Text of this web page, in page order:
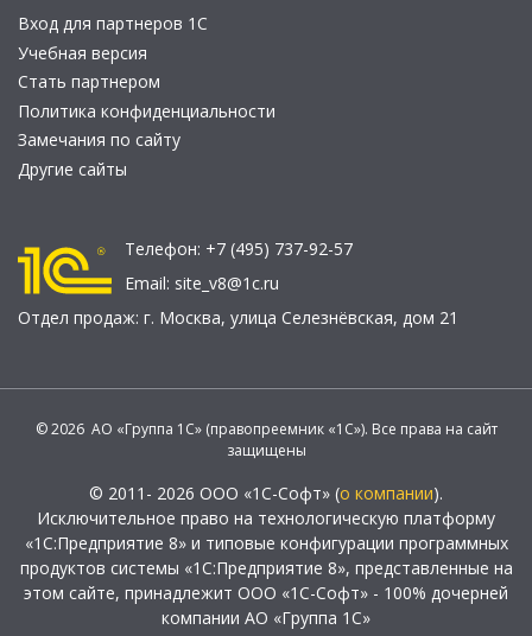
Вход для партнеров 1С
Учебная версия
Стать партнером
Политика конфиденциальности
Замечания по сайту
Другие сайты
Телефон: +7 (495) 737-92-57
Email: site_v8@1c.ru
Отдел продаж: г. Москва, улица Селезнёвская, дом 21
© 2026 АО «Группа 1С» (правопреемник «1С»). Все права на сайт
защищены
© 2011- 2026 ООО «1С-Софт» (о компании).
Исключительное право на технологическую платформу
«1С:Предприятие 8» и типовые конфигурации программных
продуктов системы «1С:Предприятие 8», представленные на
этом сайте, принадлежит ООО «1С-Софт» - 100% дочерней
компании АО «Группа 1С»